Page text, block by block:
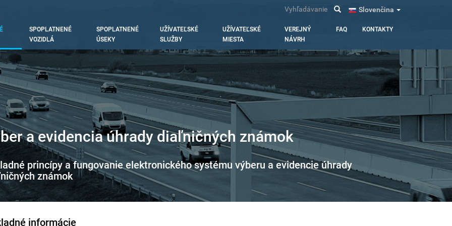
Slovenčina
Vyhľadávanie
SPOPLATNENÉ
VOZIDLÁ
SPOPLATNENÉ
ÚSEKY
UŽÍVATEĽSKÉ
SLUŽBY
UŽÍVATEĽSKÉ
MIESTA
VEREJNÝ
NÁVRH
FAQ KONTAKTY
a evidencia úhrady diaľničných známok
princípy a fungovanie elektronického systému výberu a evidencie úhrady
známok
informácie